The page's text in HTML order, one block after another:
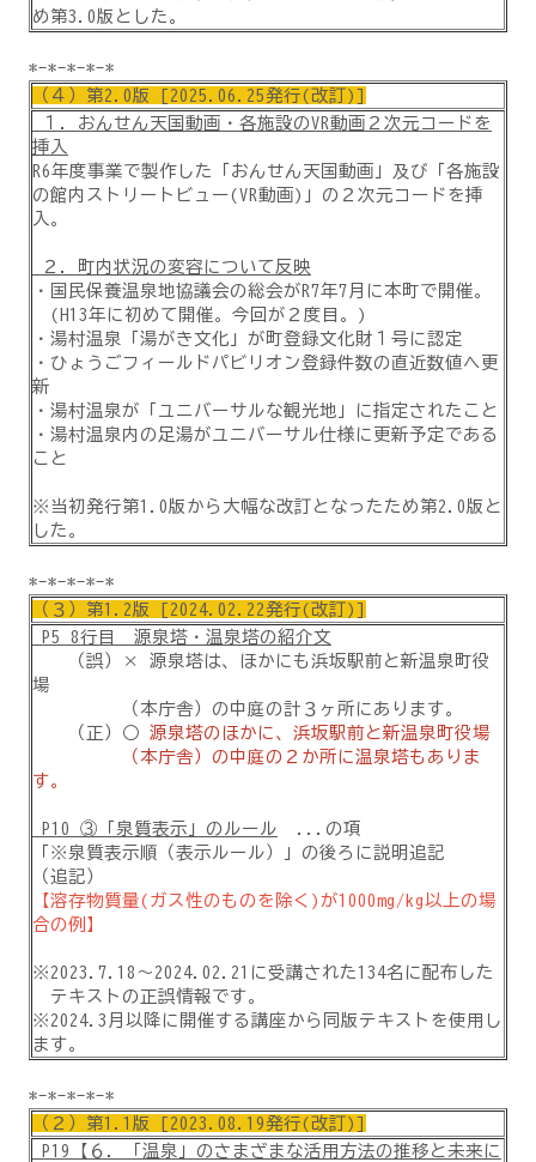
め第3.0版とした。
*-*-*-*-*
（４）第2.0版 [2025.06.25発行(改訂)]
１．おんせん天国動画・各施設のVR動画２次元コードを
挿入
R6年度事業で製作した「おんせん天国動画」及び「各施設
の館内ストリートビュー(VR動画)」の２次元コードを挿
入。
２．町内状況の変容について反映
・国民保養温泉地協議会の総会がR7年7月に本町で開催。
(H13年に初めて開催。今回が２度目。)
・湯村温泉「湯がき文化」が町登録文化財１号に認定
・ひょうごフィールドパビリオン登録件数の直近数値へ更
新
・湯村温泉が「ユニバーサルな観光地」に指定されたこと
・湯村温泉内の足湯がユニバーサル仕様に更新予定である
こと
※当初発行第1.0版から大幅な改訂となったため第2.0版と
した。
*-*-*-*-*
（３）第1.2版 [2024.02.22発行(改訂)]
P5 8行目 源泉塔・温泉塔の紹介文
（誤）× 源泉塔は、ほかにも浜坂駅前と新温泉町役
場
（本庁舎）の中庭の計３ヶ所にあります。
（正）○ 源泉塔のほかに、浜坂駅前と新温泉町役場
（本庁舎）の中庭の２か所に温泉塔もありま
す。
P10 ③「泉質表示」のルール ...の項
「※泉質表示順（表示ルール）」の後ろに説明追記
（追記）
【溶存物質量(ガス性のものを除く)が1000mg/kg以上の場
合の例】
※2023.7.18～2024.02.21に受講された134名に配布した
テキストの正誤情報です。
※2024.3月以降に開催する講座から同版テキストを使用し
ます。
*-*-*-*-*
（２）第1.1版 [2023.08.19発行(改訂)]
P19【６．「温泉」のさまざまな活用方法の推移と未来に